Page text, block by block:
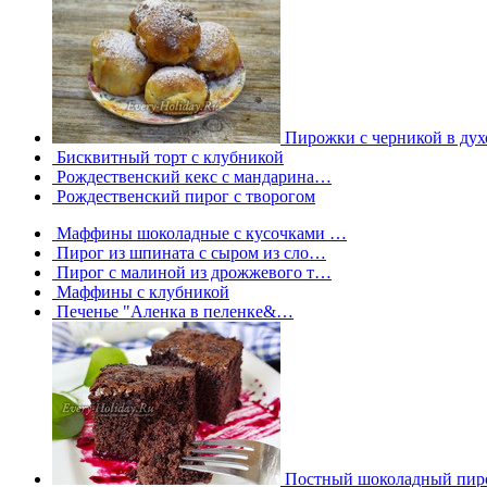
Пирожки с черникой в
Бисквитный торт с клубникой
Рождественский кекс с мандарина…
Рождественский пирог с творогом
Маффины шоколадные с кусочками …
Пирог из шпината с сыром из сло…
Пирог с малиной из дрожжевого т…
Маффины с клубникой
Печенье "Аленка в пеленке&…
Постный шоколадный